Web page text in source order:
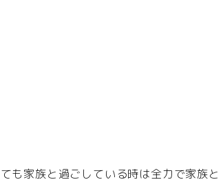
も家族と過ごしている時は全力で家族と